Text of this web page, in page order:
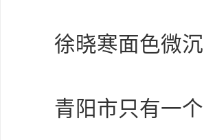
徐晓寒面色微
青阳市只有一